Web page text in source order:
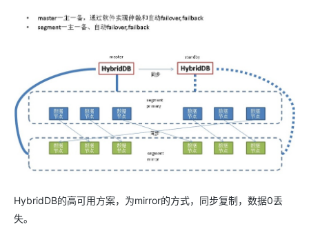
HybridDB的高可用方案，为mirror的方式，同步复制，数据0丢
失。